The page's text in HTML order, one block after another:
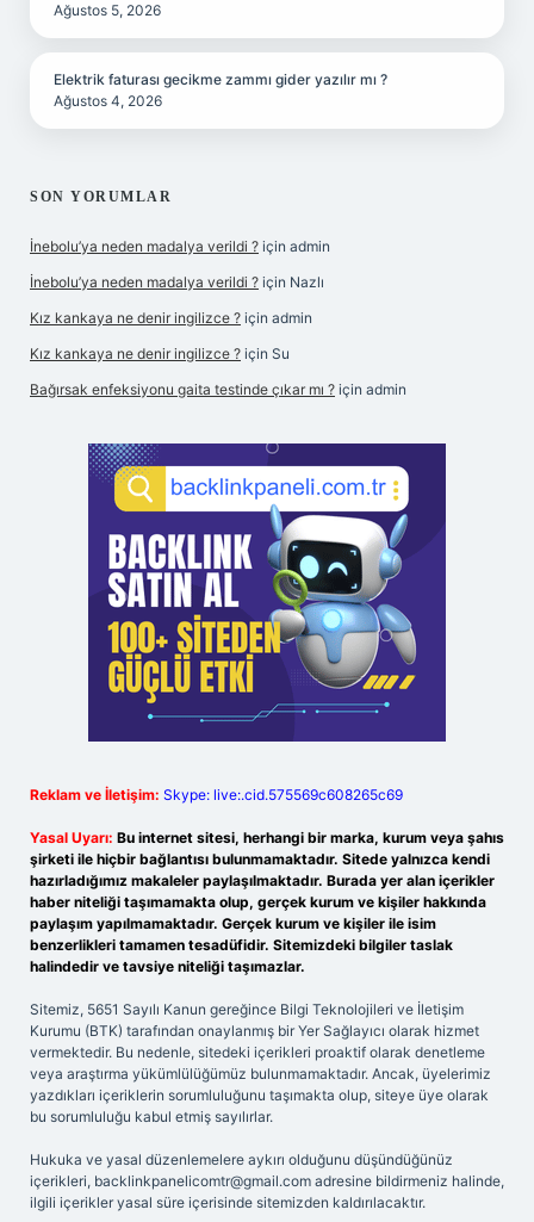
Ağustos 5, 2026
Elektrik faturası gecikme zammı gider yazılır mı ?
Ağustos 4, 2026
SON YORUMLAR
İnebolu’ya neden madalya verildi ? için admin
İnebolu’ya neden madalya verildi ? için Nazlı
Kız kankaya ne denir ingilizce ? için admin
Kız kankaya ne denir ingilizce ? için Su
Bağırsak enfeksiyonu gaita testinde çıkar mı ? için admin
Reklam ve İletişim: Skype: live:.cid.575569c608265c69
Yasal Uyarı: Bu internet sitesi, herhangi bir marka, kurum veya şahıs
şirketi ile hiçbir bağlantısı bulunmamaktadır. Sitede yalnızca kendi
hazırladığımız makaleler paylaşılmaktadır. Burada yer alan içerikler
haber niteliği taşımamakta olup, gerçek kurum ve kişiler hakkında
paylaşım yapılmamaktadır. Gerçek kurum ve kişiler ile isim
benzerlikleri tamamen tesadüfidir. Sitemizdeki bilgiler taslak
halindedir ve tavsiye niteliği taşımazlar.
Sitemiz, 5651 Sayılı Kanun gereğince Bilgi Teknolojileri ve İletişim
Kurumu (BTK) tarafından onaylanmış bir Yer Sağlayıcı olarak hizmet
vermektedir. Bu nedenle, sitedeki içerikleri proaktif olarak denetleme
veya araştırma yükümlülüğümüz bulunmamaktadır. Ancak, üyelerimiz
yazdıkları içeriklerin sorumluluğunu taşımakta olup, siteye üye olarak
bu sorumluluğu kabul etmiş sayılırlar.
Hukuka ve yasal düzenlemelere aykırı olduğunu düşündüğünüz
içerikleri, backlinkpanelicomtr@gmail.com adresine bildirmeniz halinde,
ilgili içerikler yasal süre içerisinde sitemizden kaldırılacaktır.